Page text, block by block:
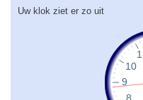
Uw klok ziet er zo uit